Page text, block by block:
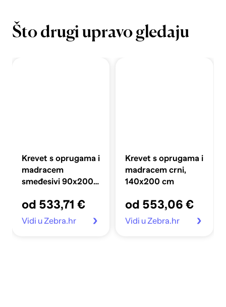
Što drugi upravo gledaju
Krevet s oprugama i
madracem
smeđesivi 90x200
od 533,71 €
Vidi u Zebra.hr
Krevet s oprugama i
madracem crni,
140x200 cm
od 553,06 €
Vidi u Zebra.hr